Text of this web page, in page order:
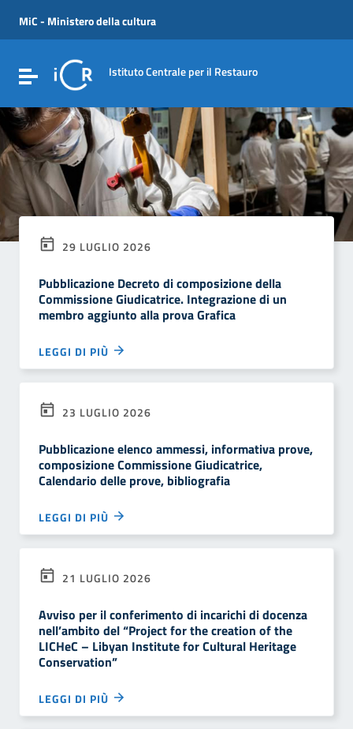
Vai al menu di navigazione
Vai al footer
MiC - Ministero della cultura
Attiva / disattiva la navigazione
Istituto Centrale per il Restauro
29 LUGLIO 2026
Pubblicazione Decreto di composizione della
Commissione Giudicatrice. Integrazione di un
membro aggiunto alla prova Grafica
LEGGI DI PIÙ
23 LUGLIO 2026
Pubblicazione elenco ammessi, informativa prove,
composizione Commissione Giudicatrice,
Calendario delle prove, bibliografia
LEGGI DI PIÙ
21 LUGLIO 2026
Avviso per il conferimento di incarichi di docenza
nell’ambito del “Project for the creation of the
LICHeC – Libyan Institute for Cultural Heritage
Conservation”
LEGGI DI PIÙ